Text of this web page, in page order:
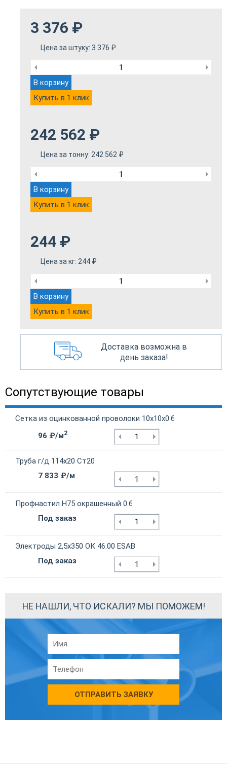
3 376 ₽
Цена за штуку: 3 376 ₽
В корзину
Купить в 1 клик
242 562 ₽
Цена за тонну: 242 562 ₽
В корзину
Купить в 1 клик
244 ₽
Цена за кг: 244 ₽
В корзину
Купить в 1 клик
Доставка возможна в
день заказа!
Сопутствующие товары
Сетка из оцинкованной проволоки 10х10х0.6
96 ₽/м2
Труба г/д 114х20 Ст20
7 833 ₽/м
Профнастил Н75 окрашенный 0.6
Под заказ
Электроды 2,5х350 ОК 46.00 ESAB
Под заказ
НЕ НАШЛИ, ЧТО ИСКАЛИ? МЫ ПОМОЖЕМ!
ОТПРАВИТЬ ЗАЯВКУ